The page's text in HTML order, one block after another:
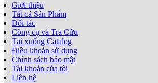
Giới thiệu
Tất cả Sản Phẩm
Đối tác
Công cụ và Tra Cứu
Tải xuống Catalog
Điều khoản sử dụng
Chính sách bảo mật
Tài khoản của tôi
Liên hệ